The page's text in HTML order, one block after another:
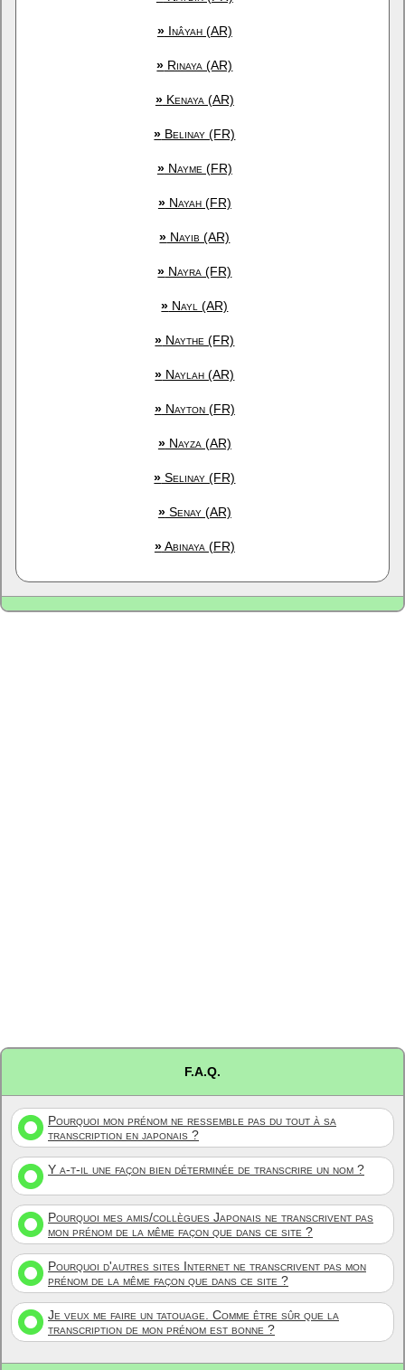
»Inâyah (AR)
» Rinaya (AR)
»Kenaya (AR)
» Belinay (FR)
»Nayme (FR)
»Nayah (FR)
» Nayib (AR)
» Nayra (FR)
» Nayl (AR)
» Naythe (FR)
» Naylah (AR)
»Nayton (FR)
»Nayza (AR)
» Selinay (FR)
»Senay (AR)
»Abinaya (FR)
F.A.Q.
Pourquoi mon prénom ne ressemble pas du tout à sa
transcription en japonais ?
Y a-t-il une façon bien déterminée de transcrire un nom ?
Pourquoi mes amis/collègues Japonais ne transcrivent pas
mon prénom de la même façon que dans ce site ?
Pourquoi d'autres sites Internet ne transcrivent pas mon
prénom de la même façon que dans ce site ?
Je veux me faire un tatouage. Comme être sûr que la
transcription de mon prénom est bonne ?